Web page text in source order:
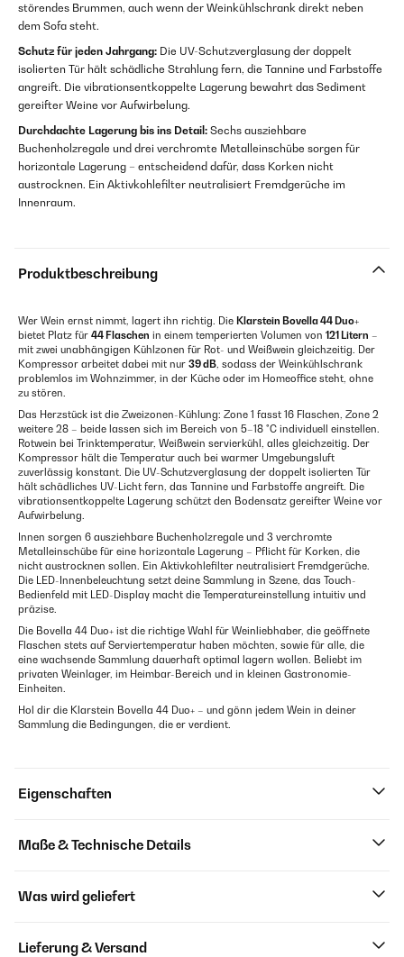
störendes Brummen, auch wenn der Weinkühlschrank direkt neben
dem Sofa steht.
Schutz für jeden Jahrgang: Die UV-Schutzverglasung der doppelt
isolierten Tür hält schädliche Strahlung fern, die Tannine und Farbstoffe
angreift. Die vibrationsentkoppelte Lagerung bewahrt das Sediment
gereifter Weine vor Aufwirbelung.
Durchdachte Lagerung bis ins Detail: Sechs ausziehbare
Buchenholzregale und drei verchromte Metalleinschübe sorgen für
horizontale Lagerung – entscheidend dafür, dass Korken nicht
austrocknen. Ein Aktivkohlefilter neutralisiert Fremdgerüche im
Innenraum.
Produktbeschreibung
Wer Wein ernst nimmt, lagert ihn richtig. Die Klarstein Bovella 44 Duo+
bietet Platz für 44 Flaschen in einem temperierten Volumen von 121 Litern –
mit zwei unabhängigen Kühlzonen für Rot- und Weißwein gleichzeitig. Der
Kompressor arbeitet dabei mit nur 39 dB, sodass der Weinkühlschrank
problemlos im Wohnzimmer, in der Küche oder im Homeoffice steht, ohne
zu stören.
Das Herzstück ist die Zweizonen-Kühlung: Zone 1 fasst 16 Flaschen, Zone 2
weitere 28 – beide lassen sich im Bereich von 5–18 °C individuell einstellen.
Rotwein bei Trinktemperatur, Weißwein servierkühl, alles gleichzeitig. Der
Kompressor hält die Temperatur auch bei warmer Umgebungsluft
zuverlässig konstant. Die UV-Schutzverglasung der doppelt isolierten Tür
hält schädliches UV-Licht fern, das Tannine und Farbstoffe angreift. Die
vibrationsentkoppelte Lagerung schützt den Bodensatz gereifter Weine vor
Aufwirbelung.
Innen sorgen 6 ausziehbare Buchenholzregale und 3 verchromte
Metalleinschübe für eine horizontale Lagerung – Pflicht für Korken, die
nicht austrocknen sollen. Ein Aktivkohlefilter neutralisiert Fremdgerüche.
Die LED-Innenbeleuchtung setzt deine Sammlung in Szene, das Touch-
Bedienfeld mit LED-Display macht die Temperatureinstellung intuitiv und
präzise.
Die Bovella 44 Duo+ ist die richtige Wahl für Weinliebhaber, die geöffnete
Flaschen stets auf Serviertemperatur haben möchten, sowie für alle, die
eine wachsende Sammlung dauerhaft optimal lagern wollen. Beliebt im
privaten Weinlager, im Heimbar-Bereich und in kleinen Gastronomie-
Einheiten.
Hol dir die Klarstein Bovella 44 Duo+ – und gönn jedem Wein in deiner
Sammlung die Bedingungen, die er verdient.
Eigenschaften
Maße & Technische Details
Was wird geliefert
Lieferung & Versand